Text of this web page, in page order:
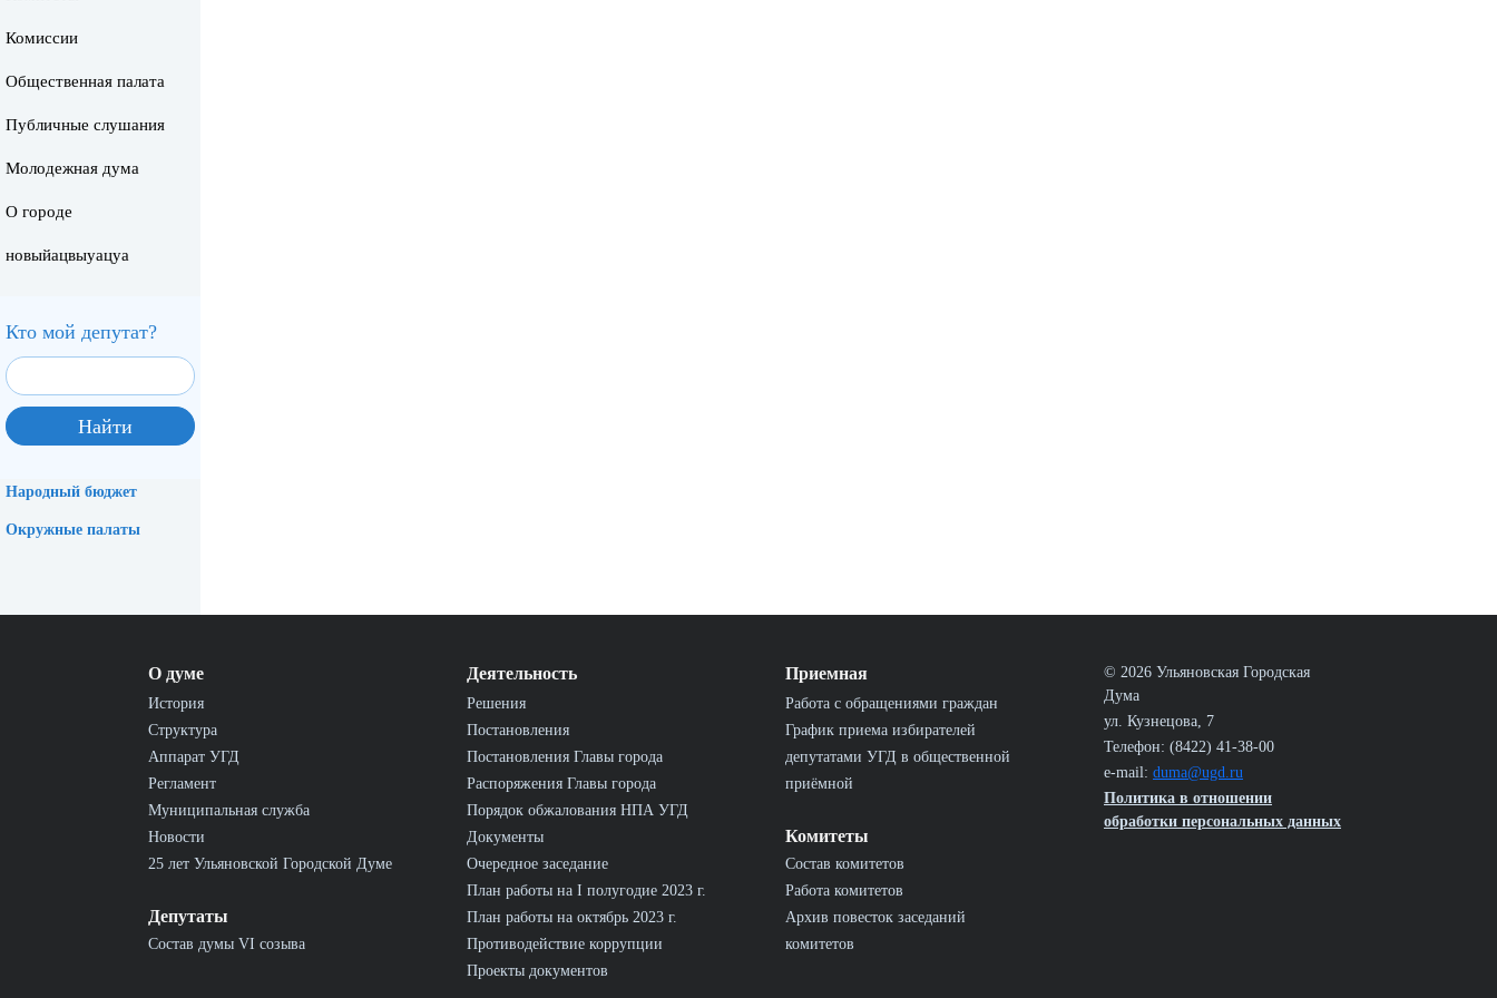
Комиссии
Общественная палата
Публичные слушания
Молодежная дума
О городе
новыйацвыуацуа
Кто мой депутат?
Народный бюджет
Окружные палаты
О думе
История
Структура
Аппарат УГД
Регламент
Муниципальная служба
Новости
25 лет Ульяновской Городской Думе
Депутаты
Состав думы VI созыва
Деятельность
Решения
Постановления
Постановления Главы города
Распоряжения Главы города
Порядок обжалования НПА УГД
Документы
Очередное заседание
План работы на I полугодие 2023 г.
План работы на октябрь 2023 г.
Противодействие коррупции
Проекты документов
Приемная
Работа с обращениями граждан
График приема избирателей
депутатами УГД в общественной
приёмной
Комитеты
Состав комитетов
Работа комитетов
Архив повесток заседаний
комитетов
© 2026 Ульяновская Городская
Дума
ул. Кузнецова, 7
Телефон: (8422) 41-38-00
e-mail: duma@ugd.ru
Политика в отношении
обработки персональных данных